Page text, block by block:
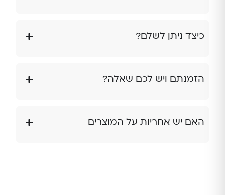
כיצד ניתן לשלם?
הזמנתם ויש לכם שאלה?
האם יש אחריות על המוצרים